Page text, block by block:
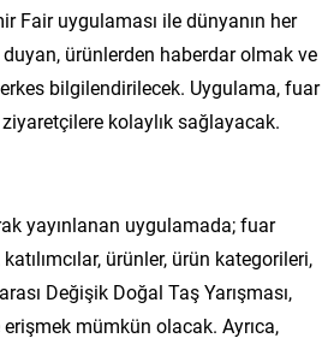
Fair uygulaması ile dünyanın her
ürünlerden haberdar olmak ve
bilgilendirilecek. Uygulama, fuar
ziyaretçilere kolaylık sağlayacak.
yayınlanan uygulamada; fuar
ürünler, ürün kategorileri,
Değişik Doğal Taş Yarışması,
mümkün olacak. Ayrıca,